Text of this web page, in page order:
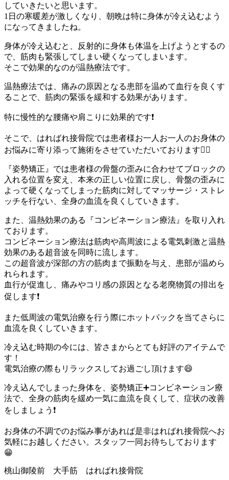
していきたいと思います。
1日の寒暖差が激しくなり、朝晩は特に身体が冷え込むよう
になってきましたね。
身体が冷え込むと、反射的に身体も体温を上げようとするの
で、筋肉も緊張してしまい硬くなってしまいます。
そこで効果的なのが温熱療法です。
温熱療法では、痛みの原因となる患部を温めて血行を良くす
ることで、筋肉の緊張を緩和する効果があります。
特に慢性的な腰痛や肩こりに効果的です❗️
そこで、はればれ接骨院では患者様お一人お一人のお身体の
お悩みに寄り添って施術をさせていただいております💁‍♂️
『姿勢矯正』では患者様の骨盤の歪みに合わせてブロックの
入れる位置を変え、本来の正しい位置に戻し、骨盤の歪みに
よって硬くなってしまった筋肉に対してマッサージ・ストレ
ッチを行ない、全身の血流を良くしていきます。
また、温熱効果のある『コンビネーション療法』を取り入れ
ております。
コンビネーション療法は筋肉や高周波による電気刺激と温熱
効果のある超音波を同時に流します。
この超音波が深部の方の筋肉まで振動を与え、患部が温めら
れられます。
血行が促進し、痛みやコリ感の原因となる老廃物質の排出を
促します❗️
また低周波の電気治療を行う際にホットパックを当てさらに
血流を良くしていきます。
冷え込む時期の今には、皆さまからとても好評のアイテムで
す！
電気治療の際もリラックスしてお過ごし頂けます😄
冷え込んでしまった身体を、姿勢矯正➕コンビネーション療
法で、全身の筋肉を緩め一気に血流を良くして、症状の改善
をしましょう❗️
お身体の不調でのお悩み事があれば是非はればれ接骨院へお
気軽にお越しください。スタッフ一同お待ちしております
😁
桃山御陵前 大手筋 はればれ接骨院